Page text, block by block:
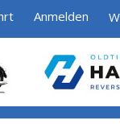
Anmelden